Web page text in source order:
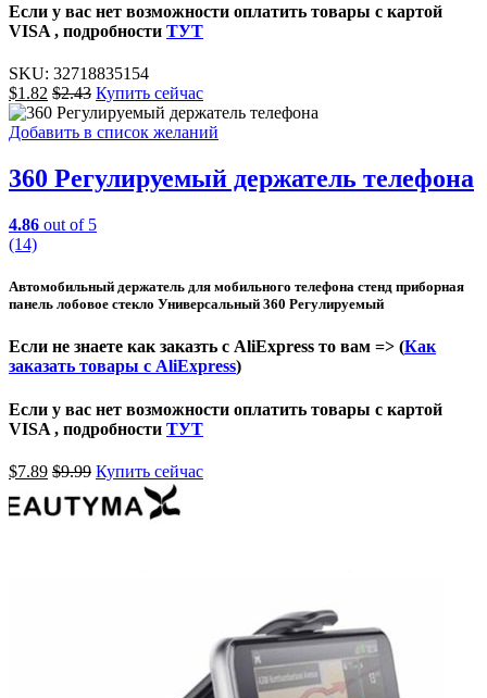
Если у вас нет возможности оплатить товары с картой
VISA , подробности ТУТ
SKU: 32718835154
$1.82 $2.43 Купить сейчас
Добавить в список желаний
360 Регулируемый держатель телефона
4.86 out of 5
(14)
Автомобильный держатель для мобильного телефона стенд приборная
панель лобовое стекло Универсальный 360 Регулируемый
Если не знаете как заказть с AliExpress то вам => (Как
заказать товары с AliExpress)
Если у вас нет возможности оплатить товары с картой
VISA , подробности ТУТ
$7.89 $9.99 Купить сейчас